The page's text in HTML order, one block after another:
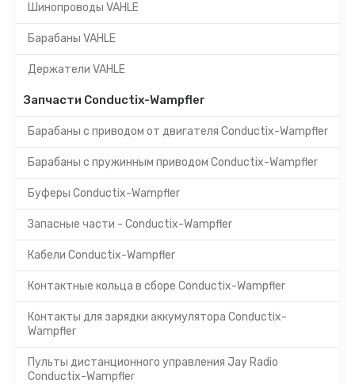
Шинопроводы VAHLE
Барабаны VAHLE
Держатели VAHLE
Запчасти Conductix-Wampfler
Барабаны с приводом от двигателя Conductix-Wampfler
Барабаны с пружинным приводом Conductix-Wampfler
Буферы Conductix-Wampfler
Запасные части - Conductix-Wampfler
Кабели Conductix-Wampfler
Контактные кольца в сборе Conductix-Wampfler
Контакты для зарядки аккумулятора Conductix-
Wampfler
Пульты дистанционного управления Jay Radio
Conductix-Wampfler